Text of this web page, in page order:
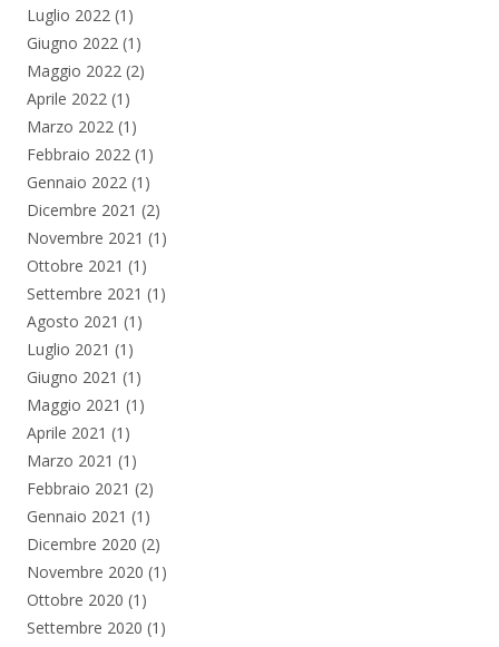
Luglio 2022 (1)
Giugno 2022 (1)
Maggio 2022 (2)
Aprile 2022 (1)
Marzo 2022 (1)
Febbraio 2022 (1)
Gennaio 2022 (1)
Dicembre 2021 (2)
Novembre 2021 (1)
Ottobre 2021 (1)
Settembre 2021 (1)
Agosto 2021 (1)
Luglio 2021 (1)
Giugno 2021 (1)
Maggio 2021 (1)
Aprile 2021 (1)
Marzo 2021 (1)
Febbraio 2021 (2)
Gennaio 2021 (1)
Dicembre 2020 (2)
Novembre 2020 (1)
Ottobre 2020 (1)
Settembre 2020 (1)